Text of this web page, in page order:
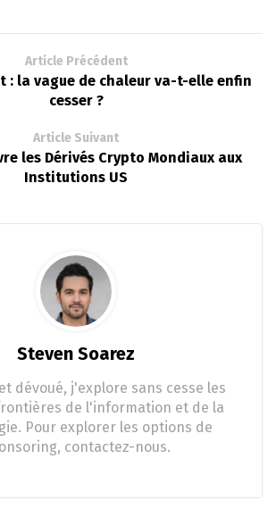
Article Précédent
: la vague de chaleur va-t-elle enfin
cesser ?
Article Suivant
les Dérivés Crypto Mondiaux aux
Institutions US
Steven Soarez
dévoué, j'explore sans cesse les
de l'information et de la
Pour explorer les options de
contactez-nous.